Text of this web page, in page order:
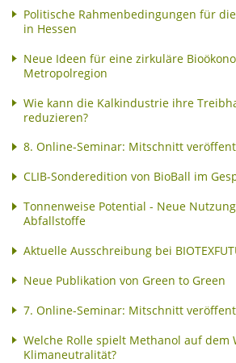
Politische Rahmenbedingungen für
in Hessen
Neue Ideen für eine zirkuläre
Metropolregion
Wie kann die Kalkindustrie ihre
reduzieren?
8. Online-Seminar: Mitschnitt
CLIB-Sonderedition von BioBall im
Tonnenweise Potential - Neue
Abfallstoffe
Aktuelle Ausschreibung bei
Neue Publikation von Green to Green
7. Online-Seminar: Mitschnitt
Welche Rolle spielt Methanol auf dem
Klimaneutralität?